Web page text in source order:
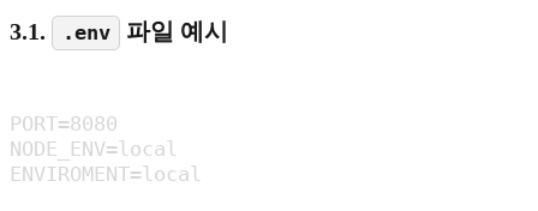
3.1. .env 파일 예시
PORT=8080
NODE_ENV=local
ENVIROMENT=local